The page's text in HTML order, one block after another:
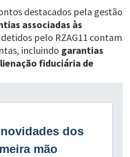
destacados pela gestão
associadas às
detidos pelo RZAG11 contam
incluindo garantias
fiduciária de